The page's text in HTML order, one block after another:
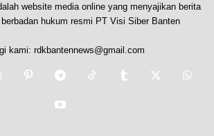
website media online yang menyajikan berita
hukum resmi PT Visi Siber Banten
kami: rdkbantennews@gmail.com